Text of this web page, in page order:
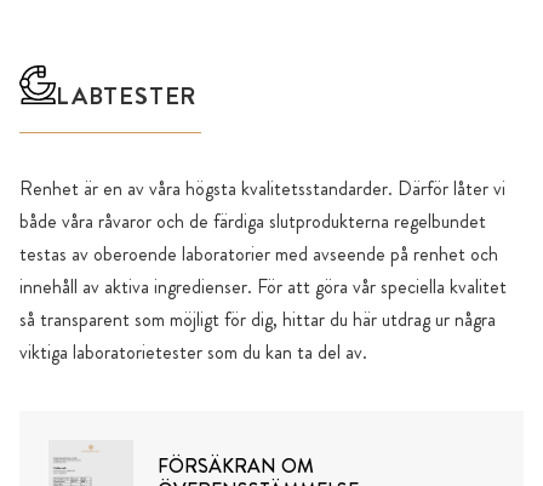
LABTESTER
Renhet är en av våra högsta kvalitetsstandarder. Därför låter vi
både våra råvaror och de färdiga slutprodukterna regelbundet
testas av oberoende laboratorier med avseende på renhet och
innehåll av aktiva ingredienser. För att göra vår speciella kvalitet
så transparent som möjligt för dig, hittar du här utdrag ur några
viktiga laboratorietester som du kan ta del av.
FÖRSÄKRAN OM